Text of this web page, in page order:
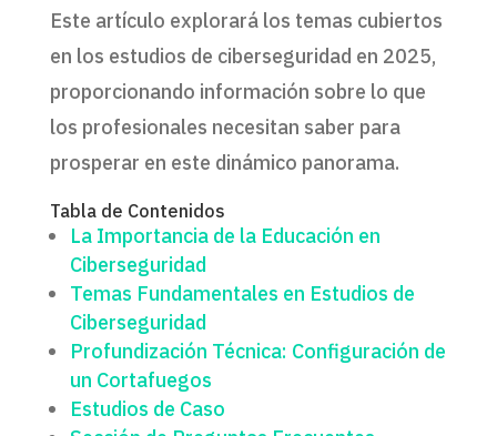
Este artículo explorará los temas cubiertos
en los estudios de ciberseguridad en 2025,
proporcionando información sobre lo que
los profesionales necesitan saber para
prosperar en este dinámico panorama.
Tabla de Contenidos
La Importancia de la Educación en
Ciberseguridad
Temas Fundamentales en Estudios de
Ciberseguridad
Profundización Técnica: Configuración de
un Cortafuegos
Estudios de Caso